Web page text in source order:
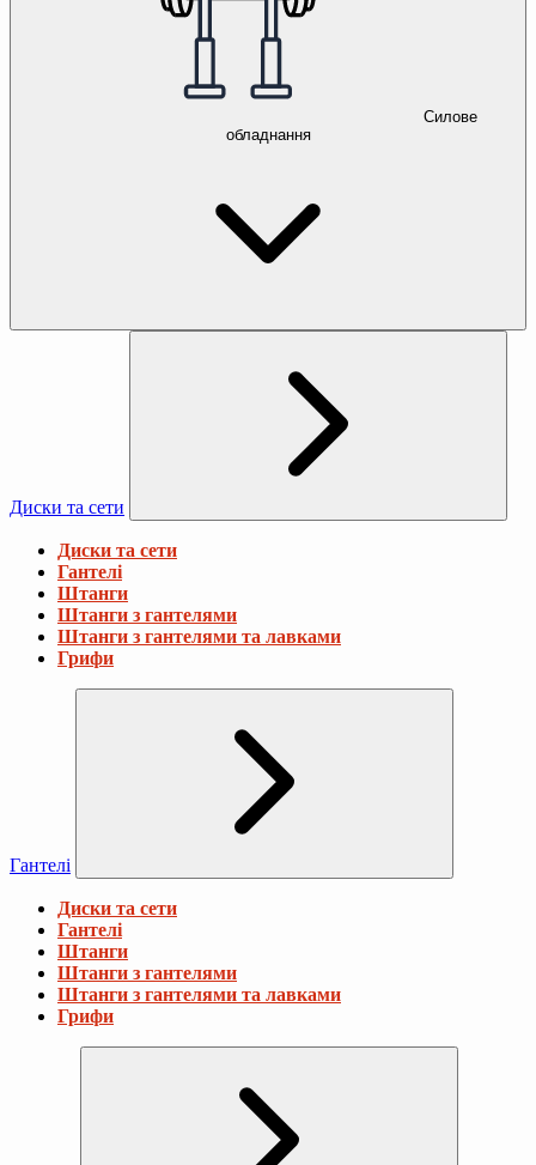
Силове
обладнання
Диски та сети
Диски та сети
Гантелі
Штанги
Штанги з гантелями
Штанги з гантелями та лавками
Грифи
Гантелі
Диски та сети
Гантелі
Штанги
Штанги з гантелями
Штанги з гантелями та лавками
Грифи